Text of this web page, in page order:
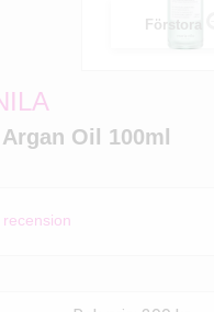
Förstora
Oil 100ml
recension